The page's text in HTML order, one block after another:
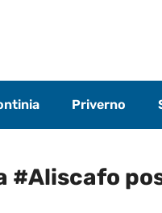
Priverno
#Aliscafo